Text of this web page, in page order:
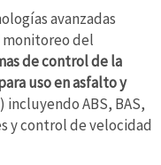
avanzadas
monitoreo del
de control de la
uso en asfalto y
incluyendo ABS, BAS,
y control de velocidad